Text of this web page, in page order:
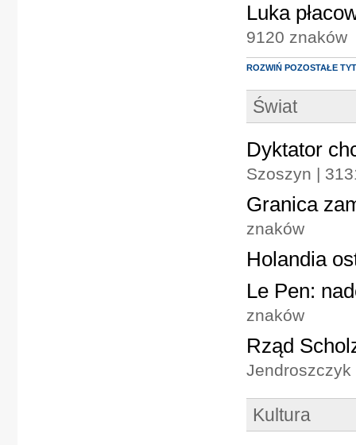
Luka
9120 znaków
ROZWIŃ POZOSTAŁE
Świat
Dyktator
Szoszyn |
Granica
znaków
Holandia
Le Pen:
znaków
Rząd
Jendroszczyk
Kultura